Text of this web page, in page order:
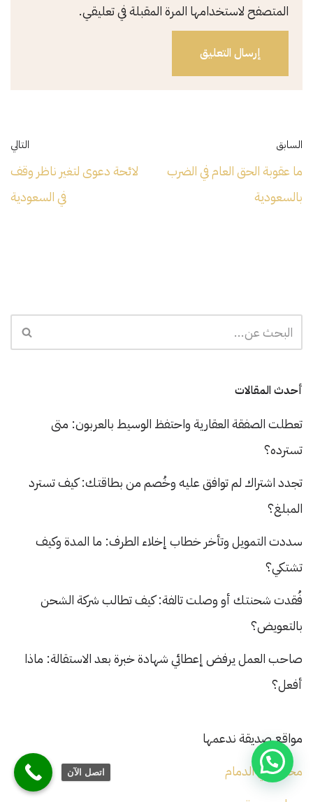
المتصفح لاستخدامها المرة المقبلة في تعليقي.
السابق
ما عقوبة الحق العام في الضرب
بالسعودية
التالي
لائحة دعوى لتغير ناظر وقف
في السعودية
أحدث المقالات
تعطلت الصفقة العقارية واحتفظ الوسيط بالعربون: متى
تسترده؟
تجدد اشتراك لم توافق عليه وخُصم من بطاقتك: كيف تسترد
المبلغ؟
سددت التمويل وتأخر خطاب إخلاء الطرف: ما المدة وكيف
تشتكي؟
فُقدت شحنتك أو وصلت تالفة: كيف تطالب شركة الشحن
بالتعويض؟
صاحب العمل يرفض إعطائي شهادة خبرة بعد الاستقالة: ماذا
أفعل؟
مواقع صديقة ندعمها
محامي في الدمام
اتصل الآن